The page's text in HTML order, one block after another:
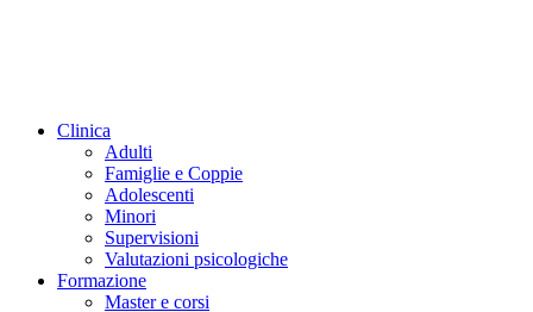
Clinica
Adulti
Famiglie e Coppie
Adolescenti
Minori
Supervisioni
Valutazioni psicologiche
Formazione
Master e corsi